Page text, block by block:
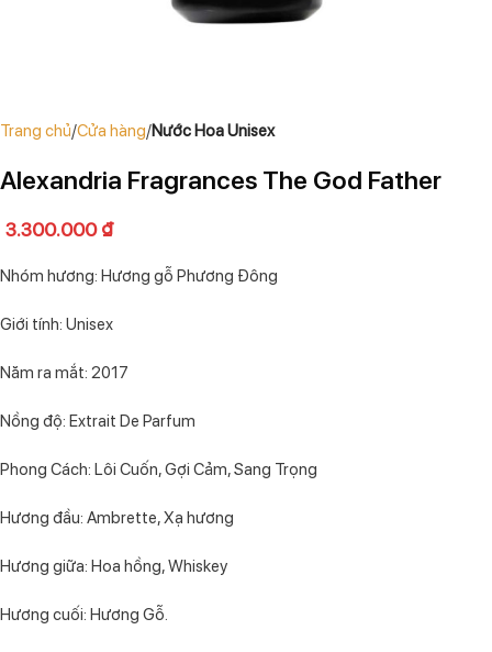
Trang chủ Cửa hàng Nước Hoa Unisex
Alexandria Fragrances The God Father
3.300.000₫
Nhóm hương: Hương gỗ Phương Đông
Giới tính: Unisex
Năm ra mắt: 2017
Nồng độ: Extrait De Parfum
Phong Cách: Lôi Cuốn, Gợi Cảm, Sang Trọng
Hương đầu: Ambrette, Xạ hương
Hương giữa: Hoa hồng, Whiskey
Hương cuối: Hương Gỗ.